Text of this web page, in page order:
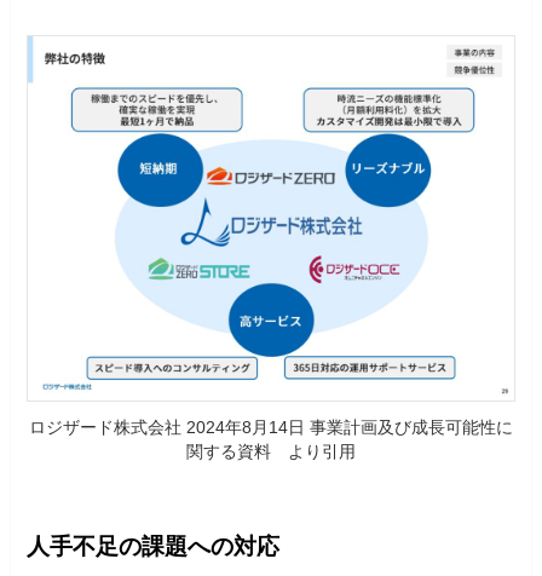
ロジザード株式会社 2024年8月14日 事業計画及び成長可能性に
関する資料 より引用
人手不足の課題への対応